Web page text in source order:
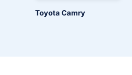
Toyota Camry